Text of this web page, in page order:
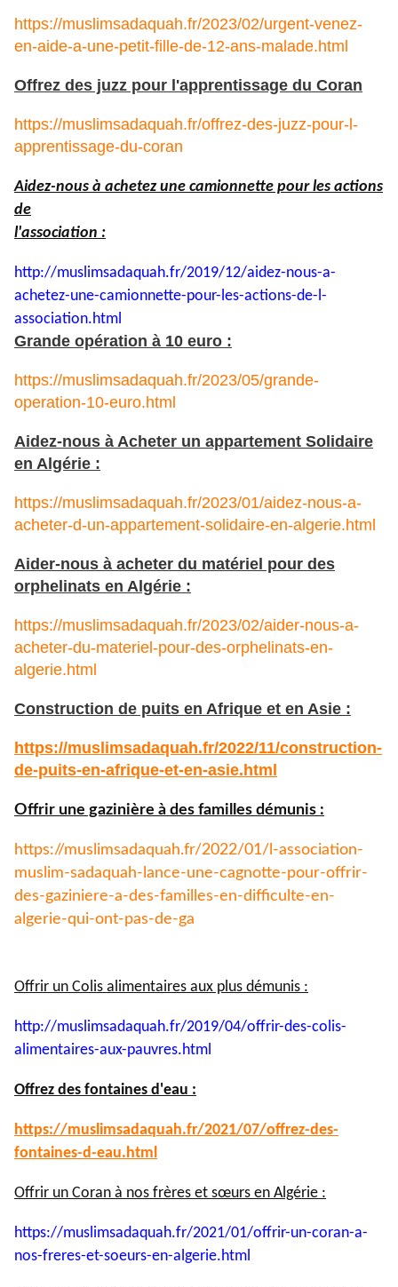
https://muslimsadaquah.fr/2023/02/urgent-venez-
en-aide-a-une-petit-fille-de-12-ans-malade.html
Offrez des juzz pour l'apprentissage du Coran
https://muslimsadaquah.fr/offrez-des-juzz-pour-l-
apprentissage-du-coran
Aidez-nous à achetez une camionnette pour les actions
de
l'association :
http://muslimsadaquah.fr/2019/12/aidez-nous-a-
achetez-une-camionnette-pour-les-actions-de-l-
association.html
Grande opération à 10 euro :
https://muslimsadaquah.fr/2023/05/grande-
operation-10-euro.html
Aidez-nous à Acheter un appartement Solidaire
en Algérie :
https://muslimsadaquah.fr/2023/01/aidez-nous-a-
acheter-d-un-appartement-solidaire-en-algerie.html
Aider-nous à acheter du matériel pour des
orphelinats en Algérie :
https://muslimsadaquah.fr/2023/02/aider-nous-a-
acheter-du-materiel-pour-des-orphelinats-en-
algerie.html
Construction de puits en Afrique et en Asie :
https://muslimsadaquah.fr/2022/11/construction-
de-puits-en-afrique-et-en-asie.html
Offrir une gazinière à des familles démunis :
https://muslimsadaquah.fr/2022/01/l-association-
muslim-sadaquah-lance-une-cagnotte-pour-offrir-
des-gaziniere-a-des-familles-en-difficulte-en-
algerie-qui-ont-pas-de-ga
Offrir un Colis alimentaires aux plus démunis :
http://muslimsadaquah.fr/2019/04/offrir-des-colis-
alimentaires-aux-pauvres.html
Offrez des fontaines d'eau :
https://muslimsadaquah.fr/2021/07/offrez-des-
fontaines-d-eau.html
Offrir un Coran à nos frères et sœurs en Algérie :
https://muslimsadaquah.fr/2021/01/offrir-un-coran-a-
nos-freres-et-soeurs-en-algerie.html